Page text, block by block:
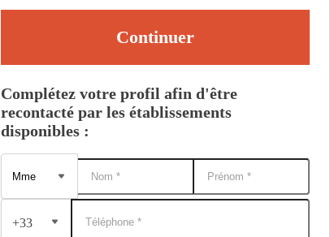
Continuer
Complétez votre profil afin d'être
recontacté par les établissements
disponibles :
+33